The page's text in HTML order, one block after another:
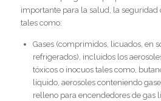
importante para la salud, la seguridad
tales como:
Gases (comprimidos, licuados, en
refrigerados), incluidos los
tóxicos o inocuos tales como,
líquido, aerosoles conteniendo
relleno para encendedores de gas